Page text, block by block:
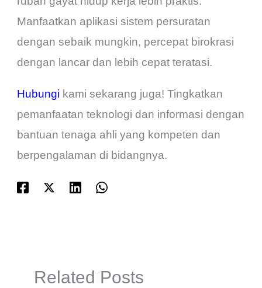
Manfaatkan aplikasi sistem persuratan
dengan sebaik mungkin, percepat birokrasi
dengan lancar dan lebih cepat teratasi.
Hubungi kami sekarang juga! Tingkatkan
pemanfaatan teknologi dan informasi dengan
bantuan tenaga ahli yang kompeten dan
berpengalaman di bidangnya.
Related Posts